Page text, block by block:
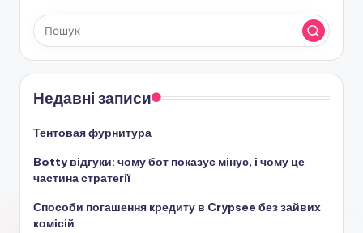
Недавні записи
Тентовая фурнитура
Botty відгуки: чому бот показує мінус, і чому це
частина стратегії
Способи погашення кредиту в Crypsee без зайвих
комісій